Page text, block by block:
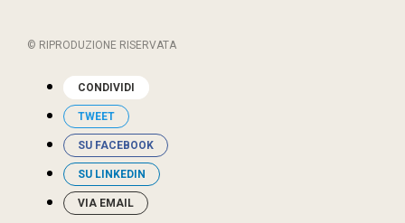
© RIPRODUZIONE RISERVATA
CONDIVIDI
TWEET
SU FACEBOOK
SU LINKEDIN
VIA EMAIL